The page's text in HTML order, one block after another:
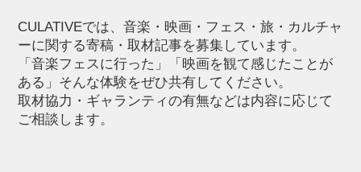
CULATIVEでは、音楽・映画・フェス・旅・カルチャ
ーに関する寄稿・取材記事を募集しています。
「音楽フェスに行った」「映画を観て感じたことが
ある」そんな体験をぜひ共有してください。
取材協力・ギャランティの有無などは内容に応じて
ご相談します。